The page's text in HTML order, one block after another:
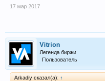
17 мар 2017
Vitrion
Легенда биржи
Пользователь
Arkadiy сказал(а): ↑